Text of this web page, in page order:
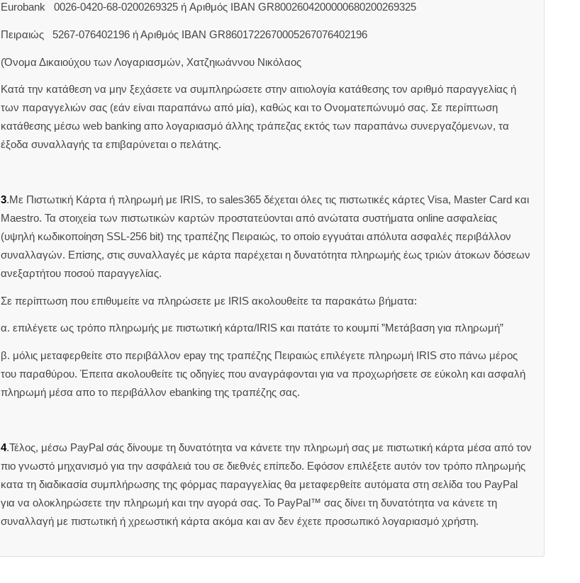
Eurobank 0026-0420-68-0200269325 ή Aριθμός IBAN GR8002604200000680200269325
Πειραιώς 5267-076402196 ή Αριθμός IBAN GR8601722670005267076402196
(Όνομα Δικαιούχου των Λογαριασμών, Χατζηιωάννου Νικόλαος
Κατά την κατάθεση να μην ξεχάσετε να συμπληρώσετε στην αιτιολογία κατάθεσης τον αριθμό παραγγελίας ή
των παραγγελιών σας (εάν είναι παραπάνω από μία), καθώς και το Ονοματεπώνυμό σας. Σε περίπτωση
κατάθεσης μέσω web banking απο λογαριασμό άλλης τράπεζας εκτός των παραπάνω συνεργαζόμενων, τα
έξοδα συναλλαγής τα επιβαρύνεται ο πελάτης.
3.Με Πιστωτική Κάρτα ή πληρωμή με IRIS, το sales365 δέχεται όλες τις πιστωτικές κάρτες Visa, Master Card και
Maestro. Τα στοιχεία των πιστωτικών καρτών προστατεύονται από ανώτατα συστήματα online ασφαλείας
(υψηλή κωδικοποίηση SSL-256 bit) της τραπέζης Πειραιώς, το οποίο εγγυάται απόλυτα ασφαλές περιβάλλον
συναλλαγών. Επίσης, στις συναλλαγές με κάρτα παρέχεται η δυνατότητα πληρωμής έως τριών άτοκων δόσεων
ανεξαρτήτου ποσού παραγγελίας.
Σε περίπτωση που επιθυμείτε να πληρώσετε με IRIS ακολουθείτε τα παρακάτω βήματα:
α. επιλέγετε ως τρόπο πληρωμής με πιστωτική κάρτα/IRIS και πατάτε το κουμπί ”Μετάβαση για πληρωμή”
β. μόλις μεταφερθείτε στο περιβάλλον epay της τραπέζης Πειραιώς επιλέγετε πληρωμή IRIS στο πάνω μέρος
του παραθύρου. Έπειτα ακολουθείτε τις οδηγίες που αναγράφονται για να προχωρήσετε σε εύκολη και ασφαλή
πληρωμή μέσα απο το περιβάλλον ebanking της τραπέζης σας.
4.Τέλος, μέσω PayPal σάς δίνουμε τη δυνατότητα να κάνετε την πληρωμή σας με πιστωτική κάρτα μέσα από τον
πιο γνωστό μηχανισμό για την ασφάλειά του σε διεθνές επίπεδο. Εφόσον επιλέξετε αυτόν τον τρόπο πληρωμής
κατα τη διαδικασία συμπλήρωσης της φόρμας παραγγελίας θα μεταφερθείτε αυτόματα στη σελίδα του PayPal
για να ολοκληρώσετε την πληρωμή και την αγορά σας. Το PayPal™ σας δίνει τη δυνατότητα να κάνετε τη
συναλλαγή με πιστωτική ή χρεωστική κάρτα ακόμα και αν δεν έχετε προσωπικό λογαριασμό χρήστη.